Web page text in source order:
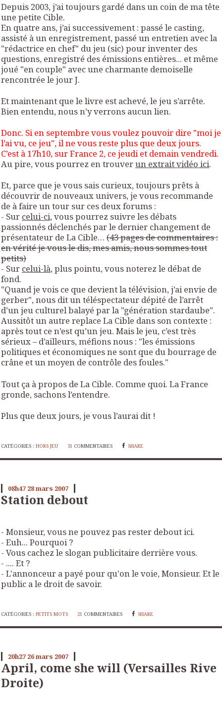
Depuis 2003, j’ai toujours gardé dans un coin de ma tête
une petite Cible.
En quatre ans, j’ai successivement : passé le casting,
assisté à un enregistrement, passé un entretien avec la
"rédactrice en chef" du jeu (sic) pour inventer des
questions, enregistré des émissions entières... et même
joué "en couple" avec une charmante demoiselle
rencontrée le jour J.
Et maintenant que le livre est achevé, le jeu s’arrête.
Bien entendu, nous n’y verrons aucun lien.
Donc. Si en septembre vous voulez pouvoir dire "moi je
l’ai vu, ce jeu", il ne vous reste plus que deux jours.
C’est à 17h10, sur France 2, ce jeudi et demain vendredi.
Au pire, vous pourrez en trouverun extrait vidéo ici.
Et, parce que je vous sais curieux, toujours prêts à
découvrir de nouveaux univers, je vous recommande
de à faire un tour sur ces deux forums :
- Sur celui-ci, vous pourrez suivre les débats
passionnés déclenchés par le dernier changement de
présentateur de La Cible… (43 pages de commentaires :
en vérité je vous le dis, mes amis, nous sommes tout
petits)
- Sur celui-là, plus pointu, vous noterez le débat de
fond.
"Quand je vois ce que devient la télévision, j’ai envie de
gerber", nous dit un téléspectateur dépité de l’arrêt
d’un jeu culturel balayé par la "génération stardaube".
Aussitôt un autre replace La Cible dans son contexte :
après tout ce n’est qu’un jeu. Mais le jeu, c’est très
sérieux – d’ailleurs, méfions nous : "les émissions
politiques et économiques ne sont que du bourrage de
crâne et un moyen de contrôle des foules."
Tout ça à propos de La Cible. Comme quoi. La France
gronde, sachons l’entendre.
Plus que deux jours, je vous l’aurai dit !
CATÉGORIES : HORS JEU 31 COMMENTAIRES SHARE
08h47 28mars 2007
Station debout
- Monsieur, vous ne pouvez pas rester debout ici.
- Euh... Pourquoi ?
- Vous cachez le slogan publicitaire derrière vous.
- .... Et ?
- L'annonceur a payé pour qu'on le voie, Monsieur. Et le
public a le droit de savoir.
CATÉGORIES : PETITS MOTS 21 COMMENTAIRES SHARE
20h27 26mars 2007
April, come she will (Versailles Rive
Droite)